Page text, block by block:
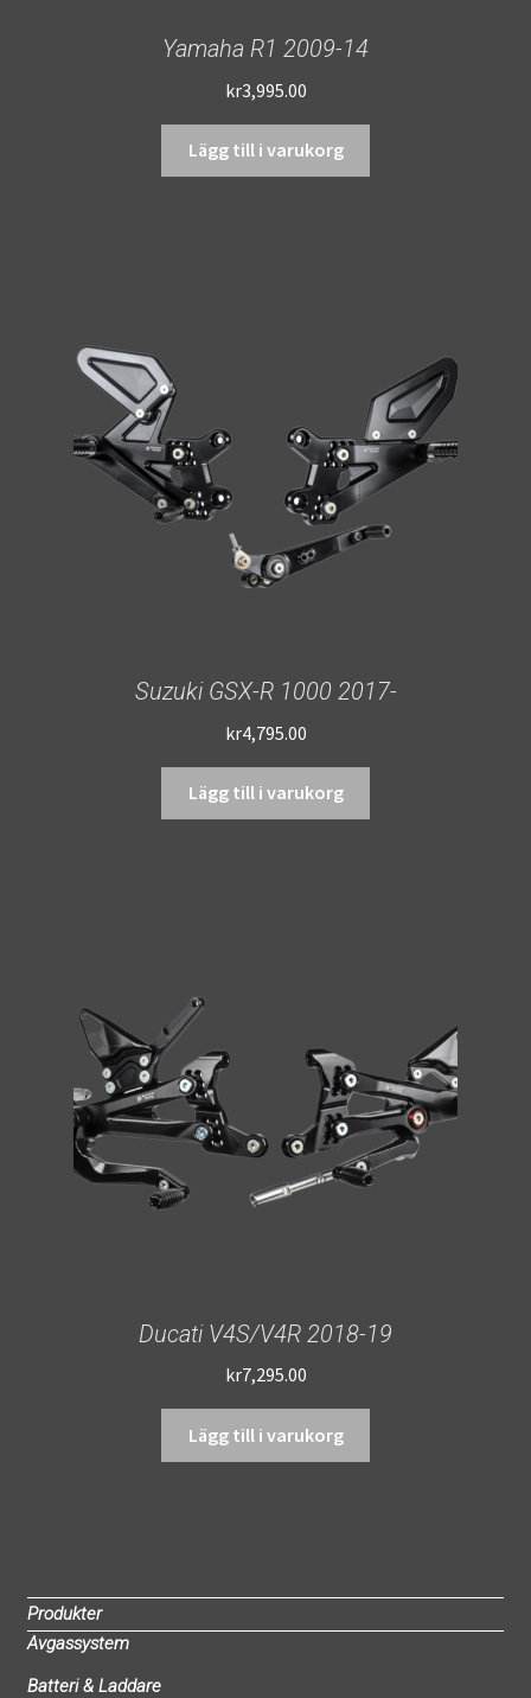
Yamaha R1 2009-14
kr3,995.00
Lägg till i varukorg
Suzuki GSX-R 1000 2017-
kr4,795.00
Lägg till i varukorg
Ducati V4S/V4R 2018-19
kr7,295.00
Lägg till i varukorg
Produkter
Avgassystem
Batteri & Laddare